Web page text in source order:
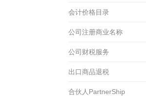
会计价格目录
公司注册商业名称
公司财税服务
出口商品退税
合伙人PartnerShip